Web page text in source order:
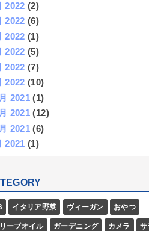
2022 (2)
2022 (6)
2022 (1)
2022 (5)
2022 (7)
2022 (10)
2021 (1)
2021 (12)
2021 (6)
2021 (1)
イタリア野菜 ヴィーガン おやつ
ーブオイル ガーデニング カメラ サ